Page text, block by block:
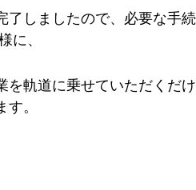
了しましたので、必要な手
に、
を軌道に乗せていただくだ
。